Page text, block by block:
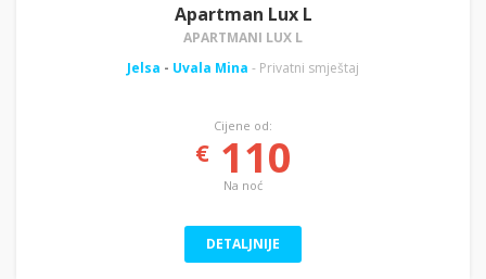
Apartman Lux L
APARTMANI LUX L
Jelsa - Uvala Mina - Privatni smještaj
Cijene od:
€110
Na noć
DETALJNIJE